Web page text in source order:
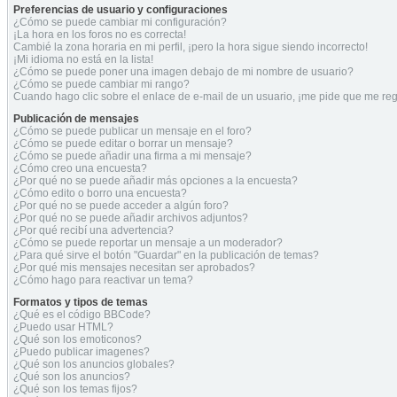
Preferencias de usuario y configuraciones
¿Cómo se puede cambiar mi configuración?
¡La hora en los foros no es correcta!
Cambié la zona horaria en mi perfil, ¡pero la hora sigue siendo incorrecto!
¡Mi idioma no está en la lista!
¿Cómo se puede poner una imagen debajo de mi nombre de usuario?
¿Cómo se puede cambiar mi rango?
Cuando hago clic sobre el enlace de e-mail de un usuario, ¡me pide que me
Publicación de mensajes
¿Cómo se puede publicar un mensaje en el foro?
¿Cómo se puede editar o borrar un mensaje?
¿Cómo se puede añadir una firma a mi mensaje?
¿Cómo creo una encuesta?
¿Por qué no se puede añadir más opciones a la encuesta?
¿Cómo edito o borro una encuesta?
¿Por qué no se puede acceder a algún foro?
¿Por qué no se puede añadir archivos adjuntos?
¿Por qué recibí una advertencia?
¿Cómo se puede reportar un mensaje a un moderador?
¿Para qué sirve el botón "Guardar" en la publicación de temas?
¿Por qué mis mensajes necesitan ser aprobados?
¿Cómo hago para reactivar un tema?
Formatos y tipos de temas
¿Qué es el código BBCode?
¿Puedo usar HTML?
¿Qué son los emoticonos?
¿Puedo publicar imagenes?
¿Qué son los anuncios globales?
¿Qué son los anuncios?
¿Qué son los temas fijos?